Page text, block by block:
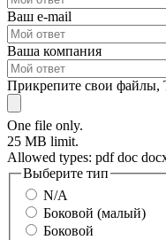
Ваш e-mail
Ваша компания
Прикрепите свои файлы,
One file only.
25 MB limit.
Allowed types: pdf doc
Выберите тип
N/A
Боковой (малый)
Боковой